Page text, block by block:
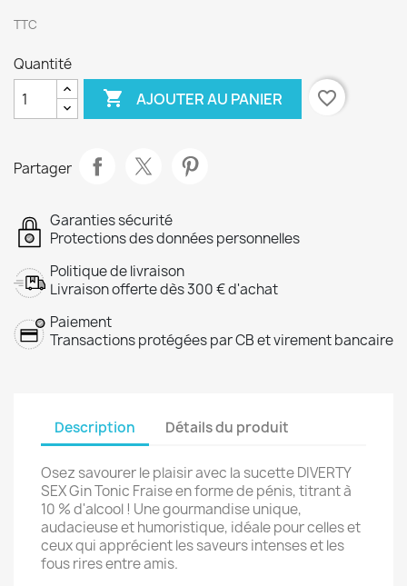
TTC
Quantité
 AJOUTER AU PANIER favorite_border
Partager
Garanties sécurité
Protections des données personnelles
Politique de livraison
Livraison offerte dès 300 € d'achat
Paiement
Transactions protégées par CB et virement bancaire
Description Détails du produit
Osez savourer le plaisir avec la sucette DIVERTY
SEX Gin Tonic Fraise en forme de pénis, titrant à
10 % d'alcool ! Une gourmandise unique,
audacieuse et humoristique, idéale pour celles et
ceux qui apprécient les saveurs intenses et les
fous rires entre amis.